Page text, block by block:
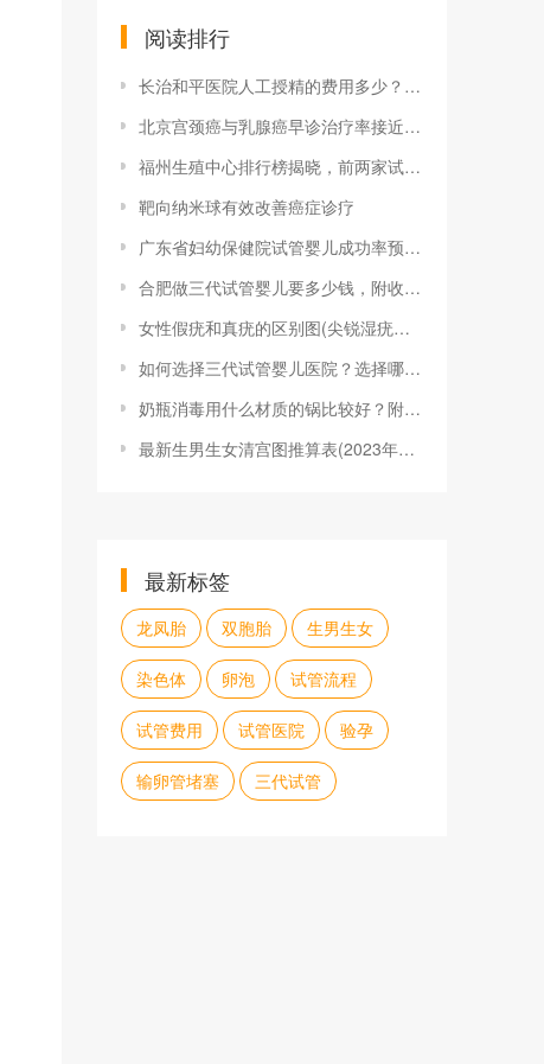
阅读排行
长治和平医院人工授精的费用多少？一次成功
北京宫颈癌与乳腺癌早诊治疗率接近100%
福州生殖中心排行榜揭晓，前两家试管婴儿成
靶向纳米球有效改善癌症诊疗
广东省妇幼保健院试管婴儿成功率预估，做到
合肥做三代试管婴儿要多少钱，附收费明细参
女性假疣和真疣的区别图(尖锐湿疣？别慌，
如何选择三代试管婴儿医院？选择哪家医院的
奶瓶消毒用什么材质的锅比较好？附2023
最新生男生女清宫图推算表(2023年最新
最新标签
龙凤胎 双胞胎 生男生女
染色体 卵泡 试管流程
试管费用 试管医院 验孕
输卵管堵塞 三代试管